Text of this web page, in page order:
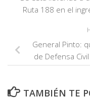
Ruta 188 en el
General Pinto:
de Defensa
TAMBIÉN TE